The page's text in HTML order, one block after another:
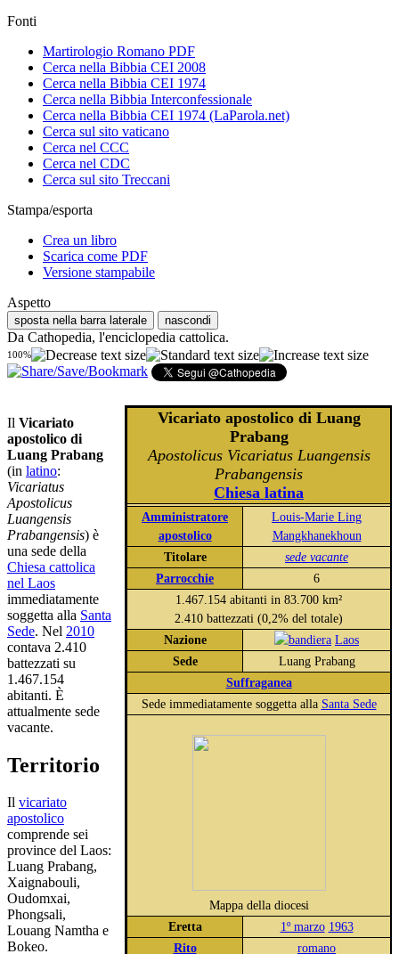
Fonti
Martirologio Romano PDF
Cerca nella Bibbia CEI 2008
Cerca nella Bibbia CEI 1974
Cerca nella Bibbia Interconfessionale
Cerca nella Bibbia CEI 1974 (LaParola.net)
Cerca sul sito vaticano
Cerca nel CCC
Cerca nel CDC
Cerca sul sito Treccani
Stampa/esporta
Crea un libro
Scarica come PDF
Versione stampabile
Aspetto
sposta nella barra laterale nascondi
Da Cathopedia, l'enciclopedia cattolica.
100%
Vicariato apostolico di Luang
Prabang
Apostolicus Vicariatus Luangensis
Prabangensis
Chiesa latina
Amministratore
apostolico
Louis-Marie Ling
Mangkhanekhoun
Titolare
sede vacante
Parrocchie
6
1.467.154 abitanti in 83.700 km²
2.410 battezzati (0,2% del totale)
Nazione
Laos
Sede
Luang Prabang
Suffraganea
Sede immediatamente soggetta alla Santa Sede
Mappa della diocesi
Eretta
1º marzo 1963
Rito
romano
Il Vicariato
apostolico di
Luang Prabang
(in latino:
Vicariatus
Apostolicus
Luangensis
Prabangensis) è
una sede della
Chiesa cattolica
nel Laos
immediatamente
soggetta alla Santa
Sede. Nel 2010
contava 2.410
battezzati su
1.467.154
abitanti. È
attualmente sede
vacante.
Territorio
Il vicariato
apostolico
comprende sei
province del Laos:
Luang Prabang,
Xaignabouli,
Oudomxai,
Phongsali,
Louang Namtha e
Bokeo.